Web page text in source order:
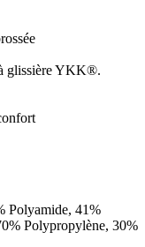
glissière YKK®.
Polyamide, 41%
Polypropylène, 30%